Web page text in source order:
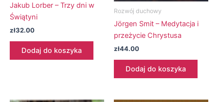
Jakub Lorber – Trzy dni w
Świątyni
zł32.00
Dodaj do koszyka
Rozwój duchowy
Jörgen Smit – Medytacja i
przeżycie Chrystusa
zł44.00
Dodaj do koszyka